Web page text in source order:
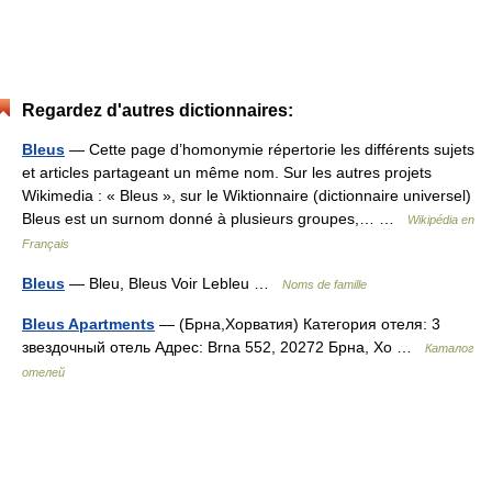
Regardez d'autres dictionnaires:
Bleus — Cette page d’homonymie répertorie les différents sujets
et articles partageant un même nom. Sur les autres projets
Wikimedia : « Bleus », sur le Wiktionnaire (dictionnaire universel)
Bleus est un surnom donné à plusieurs groupes,… …
Wikipédia en
Français
Bleus — Bleu, Bleus Voir Lebleu … Noms de famille
Bleus Apartments — (Брна,Хорватия) Категория отеля: 3
звездочный отель Адрес: Brna 552, 20272 Брна, Хо …
Каталог
отелей